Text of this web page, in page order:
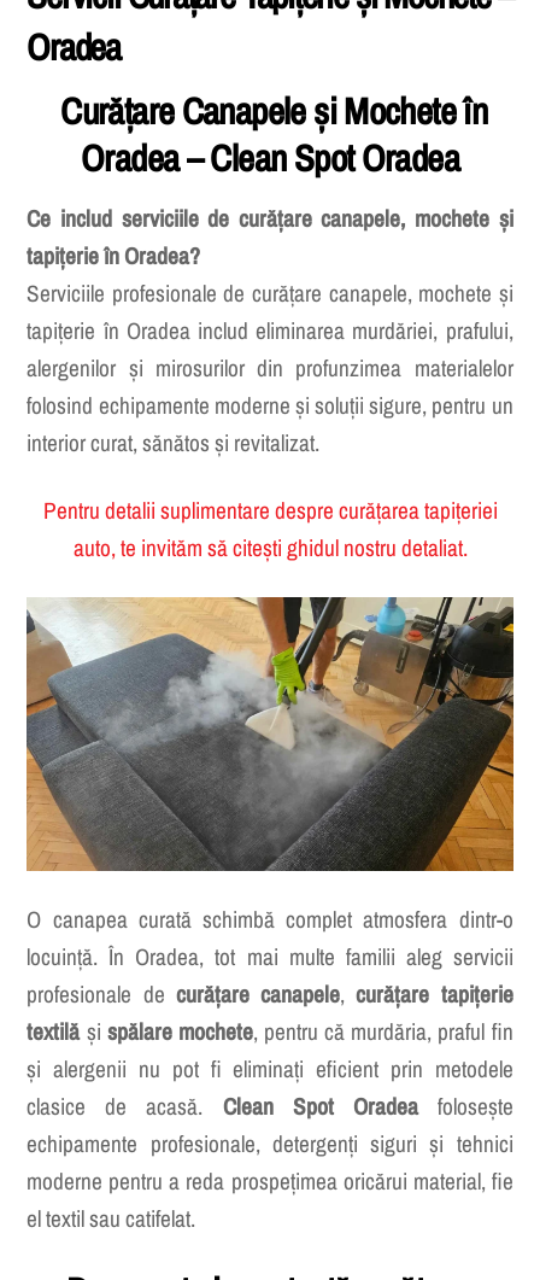
Servicii Curățare Tapițerie și Mochete –
Oradea
Curăţare Canapele și Mochete în
Oradea – Clean Spot Oradea
Ce includ serviciile de curățare canapele, mochete și
tapițerie în Oradea?
Serviciile profesionale de curățare canapele, mochete și
tapițerie în Oradea includ eliminarea murdăriei, prafului,
alergenilor și mirosurilor din profunzimea materialelor
folosind echipamente moderne și soluții sigure, pentru un
interior curat, sănătos și revitalizat.
Pentru detalii suplimentare despre curățarea tapițeriei
auto, te invităm să citești ghidul nostru detaliat.
O canapea curată schimbă complet atmosfera dintr-o
locuință. În Oradea, tot mai multe familii aleg servicii
profesionale de curățare canapele, curățare tapițerie
textilăși spălare mochete, pentru că murdăria, praful fin
și alergenii nu pot fi eliminați eficient prin metodele
clasice de acasă. Clean Spot Oradeafolosește
echipamente profesionale, detergenți siguri și tehnici
moderne pentru a reda prospețimea oricărui material, fie
el textil sau catifelat.